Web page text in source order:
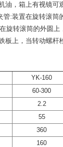
油，箱上有视镜可
:装置在旋转滚筒
旋转滚筒的外圆
板上，当转动螺杆
YK-160
60-300
2.2
55
360
160